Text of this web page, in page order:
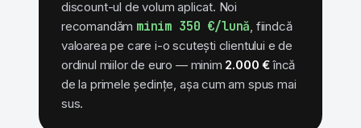
discount-ul de volum aplicat. Noi
recomandăm minim 350 €/lună, fiindcă
valoarea pe care i-o scutești clientului e de
ordinul miilor de euro — minim 2.000 €încă
de la primele ședințe, așa cum am spus mai
sus.